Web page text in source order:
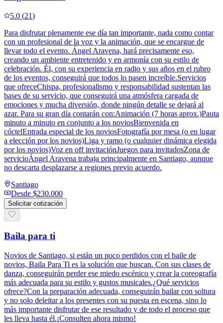
5.0 (21)
Para disfrutar plenamente ese día tan importante, nada como contar
con un profesional de la voz y la animación, que se encargue de
llevar todo el evento. Ángel Aravena, hará precisamente eso,
creando un ambiente entretenido y en armonía con su estilo de
celebración. Él, con su experiencia en radio y sus años en el rubro
de los eventos, conseguirá que todos lo pasen increíble.Servicios
que ofreceChispa, profesionalismo y responsabilidad sustentan las
bases de su servicio, que conseguirá una atmósfera cargada de
emociones y mucha diversión, donde ningún detalle se dejará al
azar. Para su gran día contarán con:Animación (7 horas aprox.)Pauta
minuto a minuto en conjunto a los noviosBienvenida en
cóctelEntrada especial de los noviosFotografía por mesa (o en lugar
a elección por los novios)Liga y ramo (o cualquier dinámica elegida
por los novios)Voz en off invitaciónJuegos para invitadosZona de
servicioÁngel Aravena trabaja principalmente en Santiago, aunque
no descarta desplazarse a regiones previo acuerdo.
Santiago
Desde $230.000
Solicitar cotización
Baila para ti
Novios de Santiago, si están un poco perdidos con el baile de
novios, Baila Para Ti es la solución que buscan. Con sus clases de
danza, conseguirán perder ese miedo escénico y crear la coreografía
más adecuada para su estilo y gustos musicales.¿Qué servicios
ofrece?Con la preparación adecuada, conseguirán bailar con soltura
y no solo deleitar a los presentes con su puesta en escena, sino lo
más importante disfrutar de ese resultado y de todo el proceso que
les lleva hasta él.¡Consulten ahora mismo!